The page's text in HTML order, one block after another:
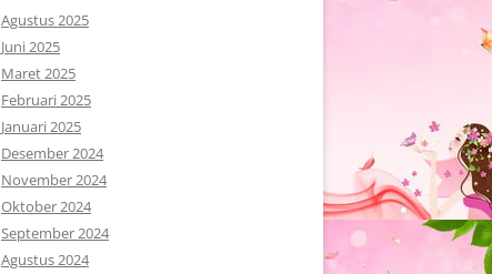
Agustus 2025
Juni 2025
Maret 2025
Februari 2025
Januari 2025
Desember 2024
November 2024
Oktober 2024
September 2024
Agustus 2024